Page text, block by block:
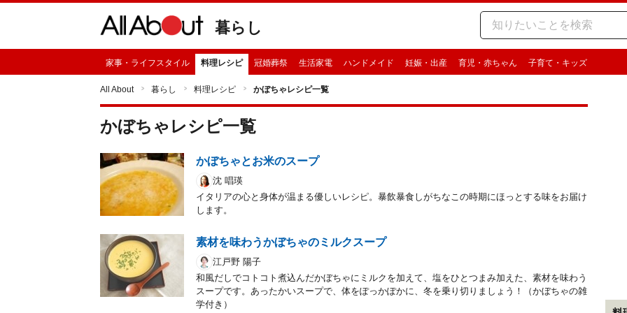
暮らし
家事・ライフスタイル 料理レシピ 冠婚葬祭 生活家電 ハンドメイド 妊娠・出産 育児・赤ちゃん 子育て・キッズ
All About 暮らし 料理レシピ かぼちゃレシピ一覧
かぼちゃ レシピ一覧
かぼちゃとお米のスープ
沈 唱瑛
イタリアの心と身体が温まる優しいレシピ。暴飲暴食しがちなこの時期にほっとする味をお届け
します。
素材を味わうかぼちゃのミルクスープ
江戸野 陽子
和風だしでコトコト煮込んだかぼちゃにミルクを加えて、塩をひとつまみ加えた、素材を味わう
スープです。あったかいスープで、体をぽっかぽかに、冬を乗り切りましょう！（かぼちゃの雑
学付き）